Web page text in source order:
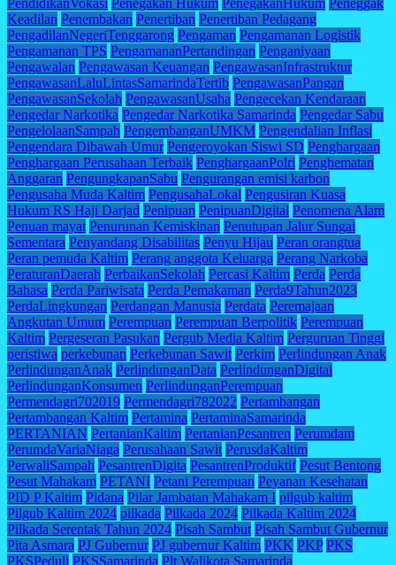
PendidikanVokasi Penegakan Hukum PenegakanHukum Peneggak
Keadilan Penembakan Penertiban Penertiban Pedagang
PengadilanNegeriTenggarong Pengaman Pengamanan Logistik
Pengamanan TPS PengamananPertandingan Penganiyaan
Pengawalan Pengawasan Keuangan PengawasanInfrastruktur
PengawasanLaluLintasSamarindaTertib PengawasanPangan
PengawasanSekolah PengawasanUsaha Pengecekan Kendaraan
Pengedar Narkotika Pengedar Narkotika Samarinda Pengedar Sabu
PengelolaanSampah PengembanganUMKM Pengendalian Inflasi
Pengendara Dibawah Umur Pengeroyokan Siswi SD Penghargaan
Penghargaan Perusahaan Terbaik PenghargaanPolri Penghematan
Anggaran PengungkapanSabu Pengurangan emisi karbon
Pengusaha Muda Kaltim PengusahaLokal Pengusiran Kuasa
Hukum RS Haji Darjad Penipuan PenipuanDigital Penomena Alam
Penuan mayat Penurunan Kemiskinan Penutupan Jalur Sungai
Sementara Penyandang Disabilitas Penyu Hijau Peran orangtua
Peran pemuda Kaltim Perang anggota Keluarga Perang Narkoba
PeraturanDaerah PerbaikanSekolah Percasi Kaltim Perda Perda
Bahasa Perda Pariwisata Perda Pemakaman Perda9Tahun2023
PerdaLingkungan Perdangan Manusia Perdata Peremajaan
Angkutan Umum Perempuan Perempuan Berpolitik Perempuan
Kaltim Pergeseran Pasukan Pergub Media Kaltim Perguruan Tinggi
peristiwa perkebunan Perkebunan Sawit Perkim Perlindungan Anak
PerlindunganAnak PerlindunganData PerlindunganDigital
PerlindunganKonsumen PerlindunganPerempuan
Permendagri702019 Permendagri782022 Pertambangan
Pertambangan Kaltim Pertamina PertaminaSamarinda
PERTANIAN PertanianKaltim PertanianPesantren Perumdam
PerumdaVariaNiaga Perusahaan Sawit PerusdaKaltim
PerwaliSampah PesantrenDigita PesantrenProduktif Pesut Bentong
Pesut Mahakam PETANI Petani Perempuan Peyanan Kesehatan
PID P Kaltim Pidana Pilar Jambatan Mahakam I pilgub kaltim
Pilgub Kaltim 2024 pilkada Pilkada 2024 Pilkada Kaltim 2024
Pilkada Serentak Tahun 2024 Pisah Sambut Pisah Sambut Gubernur
Pita Asmara PJ Gubernur PJ gubernur Kaltim PKK PKP PKS
PKSPeduli PKSSamarinda Plt Walikota Samarinda